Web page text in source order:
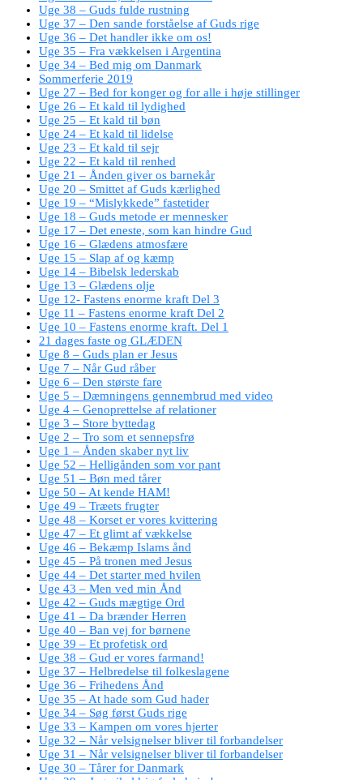
Uge 38 – Guds fulde rustning
Uge 37 – Den sande forståelse af Guds rige
Uge 36 – Det handler ikke om os!
Uge 35 – Fra vækkelsen i Argentina
Uge 34 – Bed mig om Danmark
Sommerferie 2019
Uge 27 – Bed for konger og for alle i høje stillinger
Uge 26 – Et kald til lydighed
Uge 25 – Et kald til bøn
Uge 24 – Et kald til lidelse
Uge 23 – Et kald til sejr
Uge 22 – Et kald til renhed
Uge 21 – Ånden giver os barnekår
Uge 20 – Smittet af Guds kærlighed
Uge 19 – “Mislykkede” fastetider
Uge 18 – Guds metode er mennesker
Uge 17 – Det eneste, som kan hindre Gud
Uge 16 – Glædens atmosfære
Uge 15 – Slap af og kæmp
Uge 14 – Bibelsk lederskab
Uge 13 – Glædens olje
Uge 12- Fastens enorme kraft Del 3
Uge 11 – Fastens enorme kraft Del 2
Uge 10 – Fastens enorme kraft. Del 1
21 dages faste og GLÆDEN
Uge 8 – Guds plan er Jesus
Uge 7 – Når Gud råber
Uge 6 – Den største fare
Uge 5 – Dæmningens gennembrud med video
Uge 4 – Genoprettelse af relationer
Uge 3 – Store byttedag
Uge 2 – Tro som et sennepsfrø
Uge 1 – Ånden skaber nyt liv
Uge 52 – Helligånden som vor pant
Uge 51 – Bøn med tårer
Uge 50 – At kende HAM!
Uge 49 – Træets frugter
Uge 48 – Korset er vores kvittering
Uge 47 – Et glimt af vækkelse
Uge 46 – Bekæmp Islams ånd
Uge 45 – På tronen med Jesus
Uge 44 – Det starter med hvilen
Uge 43 – Men ved min Ånd
Uge 42 – Guds mægtige Ord
Uge 41 – Da brænder Herren
Uge 40 – Ban vej for børnene
Uge 39 – Et profetisk ord
Uge 38 – Gud er vores farmand!
Uge 37 – Helbredelse til folkeslagene
Uge 36 – Frihedens Ånd
Uge 35 – At hade som Gud hader
Uge 34 – Søg først Guds rige
Uge 33 – Kampen om vores hjerter
Uge 32 – Når velsignelser bliver til forbandelser
Uge 31 – Når velsignelser bliver til forbandelser
Uge 30 – Tårer for Danmark